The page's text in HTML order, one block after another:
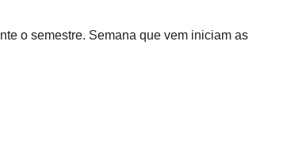
Normas Laboratório
o semestre. Semana que vem iniciam as